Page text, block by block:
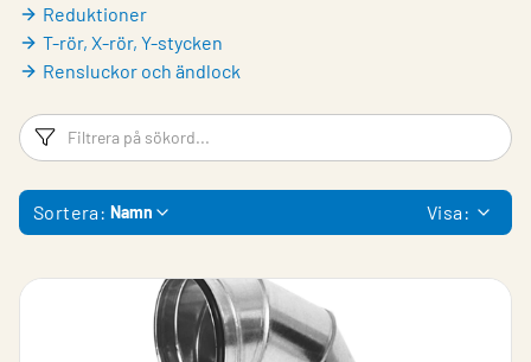
Reduktioner
T-rör, X-rör, Y-stycken
Rensluckor och ändlock
Filtreringsord
Sortera: Namn Visa: